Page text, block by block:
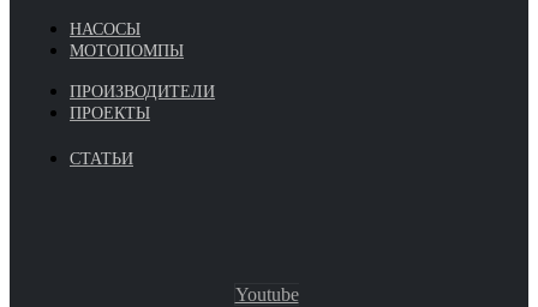
НАСОСЫ
МОТОПОМПЫ
ПРОИЗВОДИТЕЛИ
ПРОЕКТЫ
СТАТЬИ
Youtube